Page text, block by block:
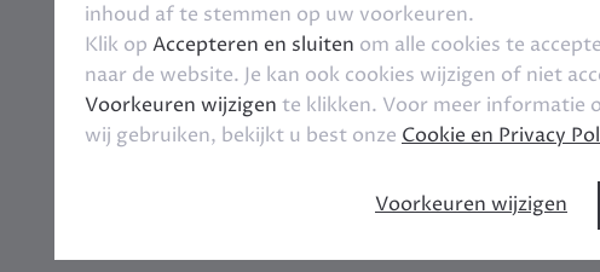
inhoud af te stemmen op uw voorkeuren.
Klik op Accepteren en sluiten om alle cookies te
naar de website. Je kan ook cookies wijzigen of niet
Voorkeuren wijzigen te klikken. Voor meer informatie
wij gebruiken, bekijkt u best onze Cookie en Privacy
Voorkeuren wijzigen